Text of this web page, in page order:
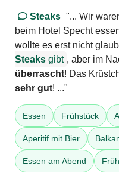
Steaks "... Wir
beim Hotel Specht
wollte es erst nicht
Steaks gibt , aber im
überrascht! Das
sehr gut! ..."
Essen Frühstück
Aperitif mit Bier
Essen am Abend